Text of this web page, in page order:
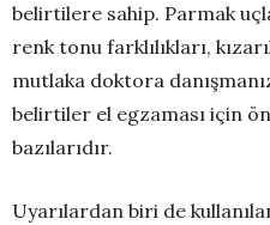
belirtilere sahip. Parmak
renk tonu farklılıkları,
mutlaka doktora
belirtiler el egzaması için
bazılarıdır.
Uyarılardan biri de